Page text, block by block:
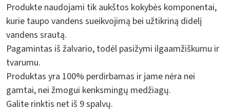
Produkte naudojami tik aukštos kokybės komponentai,
kurie taupo vandens sueikvojimą bei užtikriną didelį
vandens srautą.
Pagamintas iš žalvario, todėl pasižymi ilgaamžiškumu ir
tvarumu.
Produktas yra 100% perdirbamas ir jame nėra nei
gamtai, nei žmogui kenksmingų medžiagų.
Galite rinktis net iš 9 spalvų.